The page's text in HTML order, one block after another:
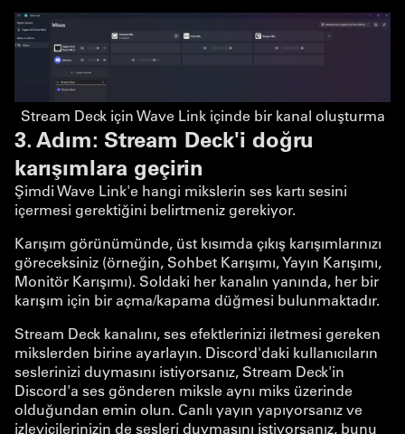
Stream Deck için Wave Link içinde bir kanal oluşturma
3. Adım: Stream Deck'i doğru
karışımlara geçirin
Şimdi Wave Link'e hangi mikslerin ses kartı sesini
içermesi gerektiğini belirtmeniz gerekiyor.
Karışım görünümünde, üst kısımda çıkış karışımlarınızı
göreceksiniz (örneğin, Sohbet Karışımı, Yayın Karışımı,
Monitör Karışımı). Soldaki her kanalın yanında, her bir
karışım için bir açma/kapama düğmesi bulunmaktadır.
Stream Deck kanalını, ses efektlerinizi iletmesi gereken
mikslerden birine ayarlayın. Discord'daki kullanıcıların
seslerinizi duymasını istiyorsanız, Stream Deck'in
Discord'a ses gönderen miksle aynı miks üzerinde
olduğundan emin olun. Canlı yayın yapıyorsanız ve
izleyicilerinizin de sesleri duymasını istiyorsanız, bunu